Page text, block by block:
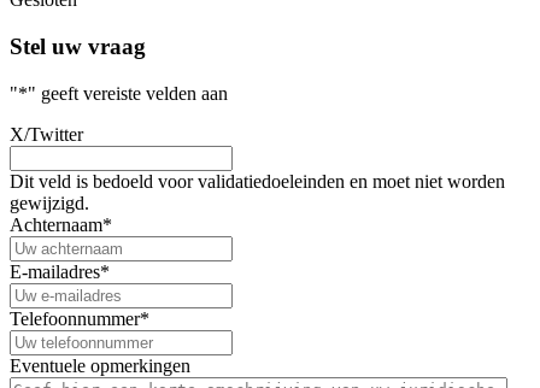
Stel uw vraag
"*" geeft vereiste velden aan
X/Twitter
Dit veld is bedoeld voor validatiedoeleinden en moet niet worden
gewijzigd.
Achternaam*
E-mailadres*
Telefoonnummer*
Eventuele opmerkingen